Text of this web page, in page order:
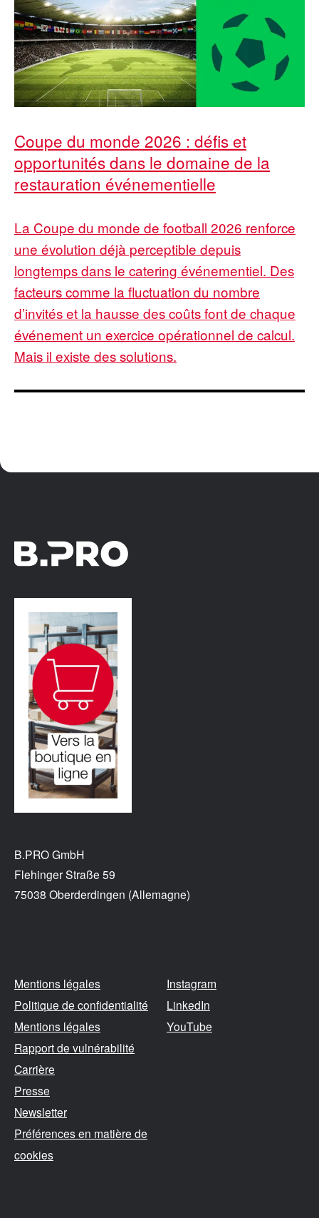
Coupe du monde 2026 : défis et
opportunités dans le domaine de la
restauration événementielle
La Coupe du monde de football 2026 renforce
une évolution déjà perceptible depuis
longtemps dans le catering événementiel. Des
facteurs comme la fluctuation du nombre
d’invités et la hausse des coûts font de chaque
événement un exercice opérationnel de calcul.
Mais il existe des solutions.
B.PRO GmbH
Flehinger Straße 59
75038 Oberderdingen (Allemagne)
Mentions légales
Politique de confidentialité
Mentions légales
Rapport de vulnérabilité
Carrière
Presse
Newsletter
Préférences en matière de
cookies
Instagram
LinkedIn
YouTube